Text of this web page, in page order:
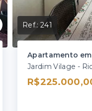
Ref.:241
Apartamento em
Jardim Vilage -